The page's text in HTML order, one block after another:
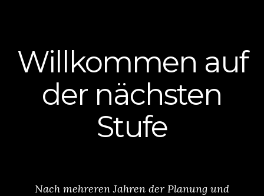
Willkommen auf
der nächsten
Stufe
Nach mehreren Jahren der Planung und